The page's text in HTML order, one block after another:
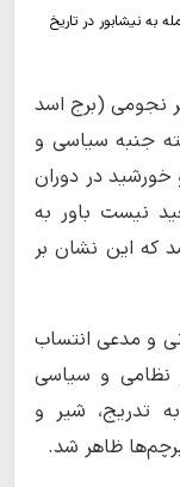
به نیشابور در تاریخ
نجومی (برج اسد
جنبه سیاسی و
در دوران
نیست باور به
که این نشان بر
و مدعی انتساب
نظامی و سیاسی
تدریج، شیر و
ظاهر شد.